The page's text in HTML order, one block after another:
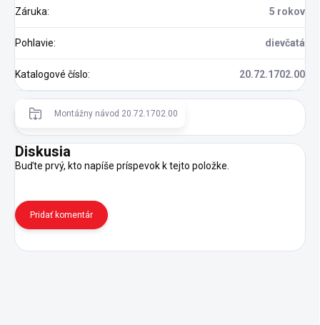
Záruka: 5 rokov
Pohlavie: dievčatá
Katalogové číslo: 20.72.1702.00
Montážny návod 20.72.1702.00
Diskusia
Buďte prvý, kto napíše príspevok k tejto položke.
Pridať komentár